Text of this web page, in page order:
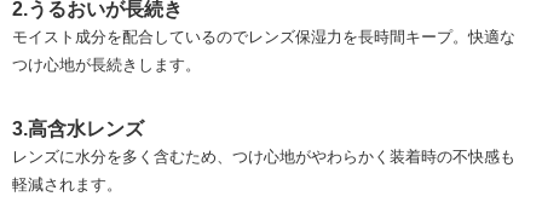
2.うるおいが長続き
モイスト成分を配合しているのでレンズ保湿力を長時間キープ。快適な
つけ心地が長続きします。
3.高含水レンズ
レンズに水分を多く含むため、つけ心地がやわらかく装着時の不快感も
軽減されます。